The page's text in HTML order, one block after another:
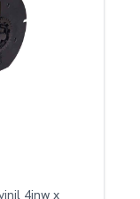
4inw x